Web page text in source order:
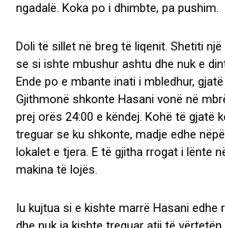
ngadalë. Koka po i dhimbte, pa pushim.
Doli të sillet në breg të liqenit. Shetiti
se si ishte mbushur ashtu dhe nuk e
Ende po e mbante inati i mbledhur,
Gjithmonë shkonte Hasani vonë në
prej orës 24:00 e këndej. Kohë të gjatë
treguar se ku shkonte, madje edhe
lokalet e tjera. E të gjitha rrogat i lënte
makina të lojës.
Iu kujtua si e kishte marrë Hasani edhe